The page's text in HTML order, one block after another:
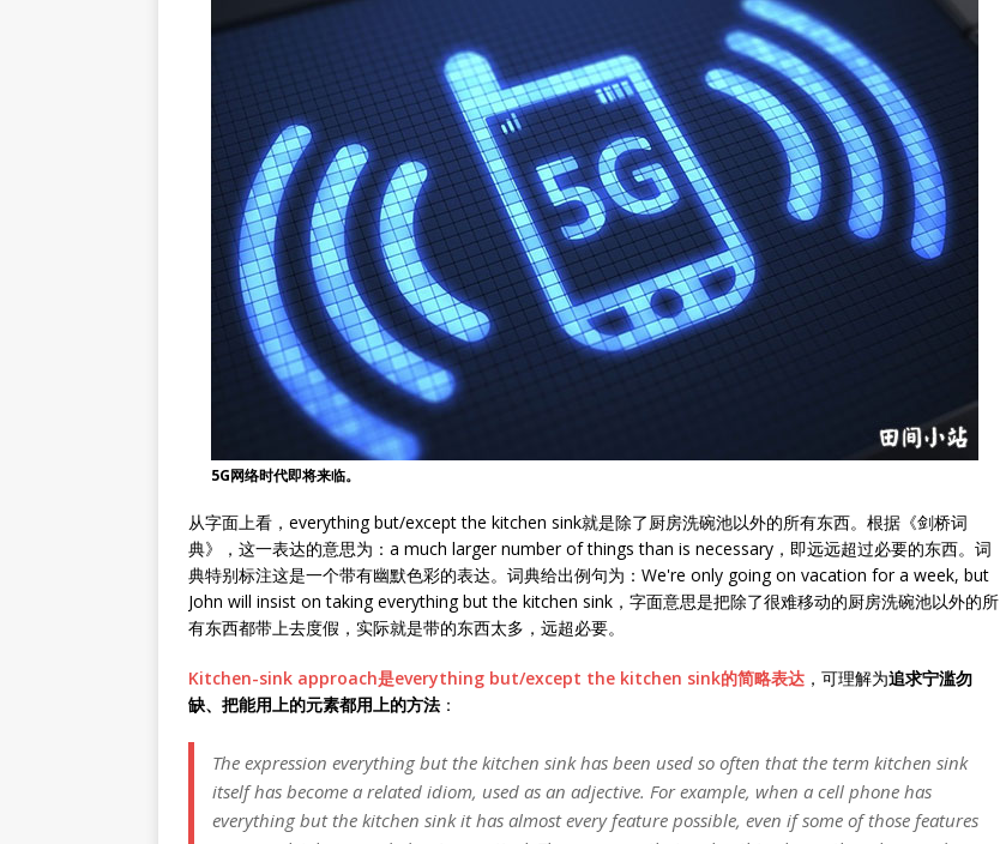
5G网络时代即将来临。
从字面上看，everything but/except the kitchen sink就是除了厨房洗碗池以外的所有东西。根据《剑桥词
典》，这一表达的意思为：a much larger number of things than is necessary，即远远超过必要的东西。词
典特别标注这是一个带有幽默色彩的表达。词典给出例句为：We're only going on vacation for a week, but
John will insist on taking everything but the kitchen sink，字面意思是把除了很难移动的厨房洗碗池以外的所
有东西都带上去度假，实际就是带的东西太多，远超必要。
Kitchen-sink approach是everything but/except the kitchen sink的简略表达 ，可理解为追求宁滥勿
缺、把能用上的元素都用上的方法 ：
The expression everything but the kitchen sink has been used so often that the term kitchen sink
itself has become a related idiom, used as an adjective. For example, when a cell phone has
everything but the kitchen sink it has almost every feature possible, even if some of those features